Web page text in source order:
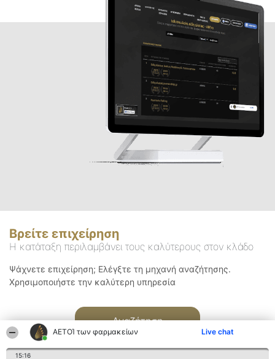
ΑΕΤΟΊ των φαρμακείων Live chat
15:16
Βρείτε επιχείρηση
Η κατάταξη περιλαμβάνει τους καλύτερους στον κλάδο
Ψάχνετε επιχείρηση; Ελέγξτε τη μηχανή αναζήτησης.
Χρησιμοποιήστε την καλύτερη υπηρεσία
Αναζήτηση